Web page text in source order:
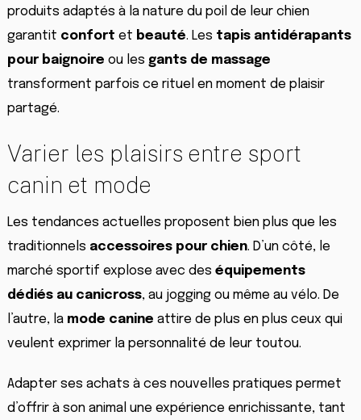
produits adaptés à la nature du poil de leur chien
garantit confort et beauté. Les tapis antidérapants
pour baignoire ou les gants de massage
transforment parfois ce rituel en moment de plaisir
partagé.
Varier les plaisirs entre sport
canin et mode
Les tendances actuelles proposent bien plus que les
traditionnels accessoires pour chien. D’un côté, le
marché sportif explose avec des équipements
dédiés au canicross, au jogging ou même au vélo. De
l’autre, la mode canine attire de plus en plus ceux qui
veulent exprimer la personnalité de leur toutou.
Adapter ses achats à ces nouvelles pratiques permet
d’offrir à son animal une expérience enrichissante, tant